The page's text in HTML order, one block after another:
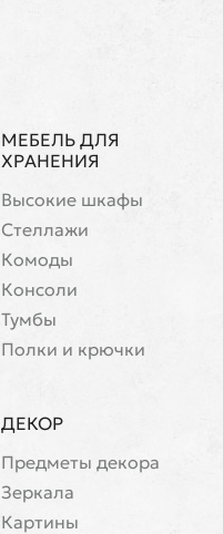
МЕБЕЛЬ ДЛЯ
ХРАНЕНИЯ
Высокие шкафы
Стеллажи
Комоды
Консоли
Тумбы
Полки и крючки
ДЕКОР
Предметы декора
Зеркала
Картины